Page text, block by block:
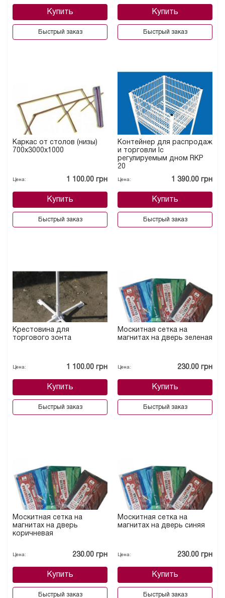
Купить
Быстрый заказ
Купить
Быстрый заказ
Каркас от столов (низы)
700х3000х1000
Цена: 1 100.00 грн
Купить
Быстрый заказ
Контейнер для распродаж
и торговли lс
регулируемым дном RKP
20
Цена: 1 390.00 грн
Купить
Быстрый заказ
Крестовина для
торгового зонта
Цена: 1 100.00 грн
Купить
Быстрый заказ
Москитная сетка на
магнитах на дверь зеленая
Цена: 230.00 грн
Купить
Быстрый заказ
Москитная сетка на
магнитах на дверь
коричневая
Цена: 230.00 грн
Купить
Быстрый заказ
Москитная сетка на
магнитах на дверь синяя
Цена: 230.00 грн
Купить
Быстрый заказ